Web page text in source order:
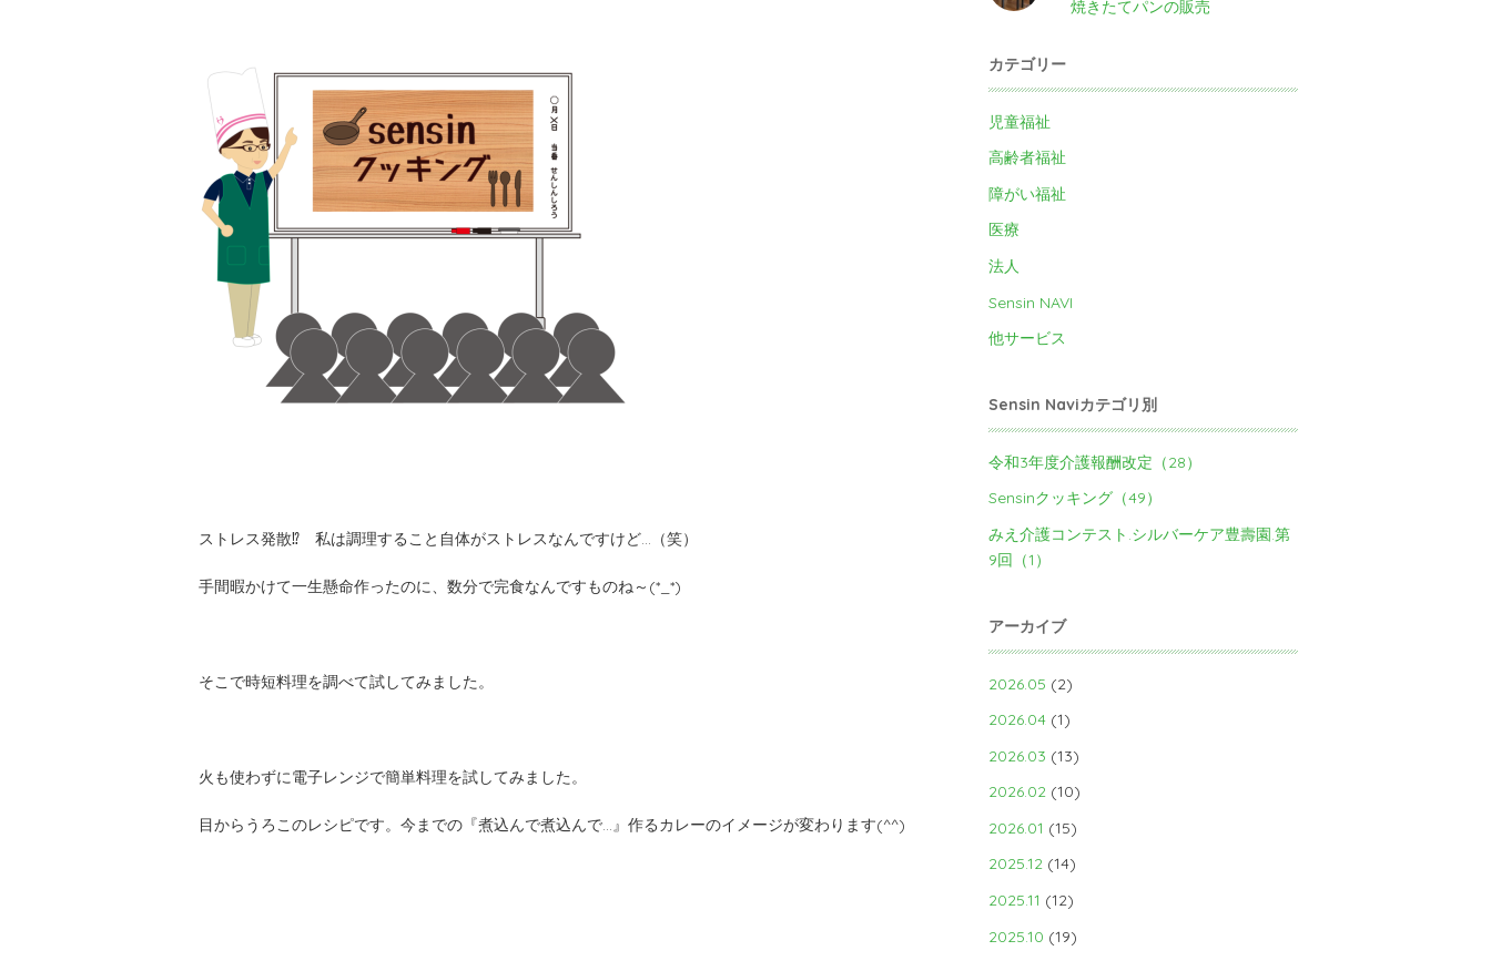
ストレス発散⁉ 私は調理すること自体がストレスなんですけど…（笑）
手間暇かけて一生懸命作ったのに、数分で完食なんですものね～(*_*)
そこで時短料理を調べて試してみました。
火も使わずに電子レンジで簡単料理を試してみました。
目からうろこのレシピです。今までの『煮込んで煮込んで…』作るカレーのイメージが変わります(^^)
焼きたてパンの販売
カテゴリー
児童福祉
高齢者福祉
障がい福祉
医療
法人
Sensin NAVI
他サービス
Sensin Naviカテゴリ別
令和3年度介護報酬改定（28）
Sensinクッキング（49）
みえ介護コンテスト.シルバーケア豊壽園.第
9回（1）
アーカイブ
2026.05 (2)
2026.04(1)
2026.03 (13)
2026.02(10)
2026.01 (15)
2025.12(14)
2025.11 (12)
2025.10 (19)